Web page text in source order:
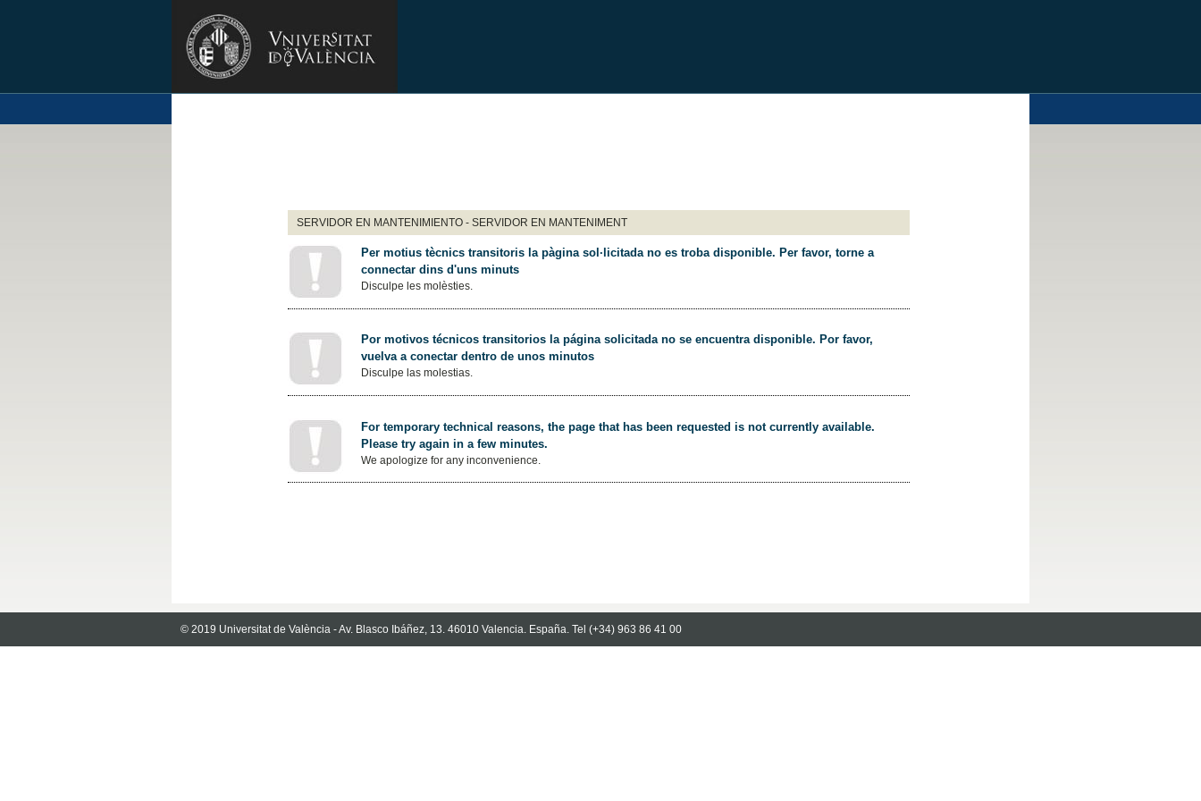
SERVIDOR EN MANTENIMIENTO - SERVIDOR EN MANTENIMENT
Per motius tècnics transitoris la pàgina sol·licitada no es troba disponible. Per favor, torne a
connectar dins d'uns minuts
Disculpe les molèsties.
Por motivos técnicos transitorios la página solicitada no se encuentra disponible. Por favor,
vuelva a conectar dentro de unos minutos
Disculpe las molestias.
For temporary technical reasons, the page that has been requested is not currently available.
Please try again in a few minutes.
We apologize for any inconvenience.
© 2019 Universitat de València - Av. Blasco Ibáñez, 13. 46010 Valencia. España. Tel (+34) 963 86 41 00